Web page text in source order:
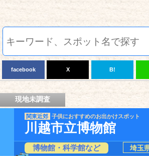
facebook X B!
現地未調査
関東近郊 子供におすすめのお出かけスポット
川越市立博物館
博物館・科学館など
埼玉